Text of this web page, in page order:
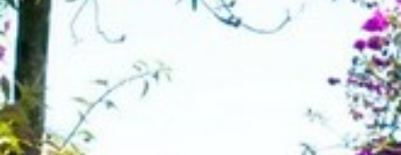
L’UFFICIO DEL TURISMO VI
ACCOGLIE
MODULO DI CONTTATO